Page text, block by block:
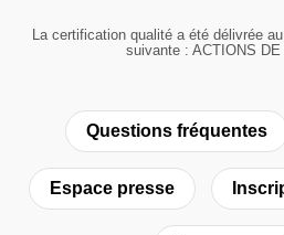
La certification qualité a été délivrée
suivante : ACTIONS DE
Questions fréquentes
Espace presse